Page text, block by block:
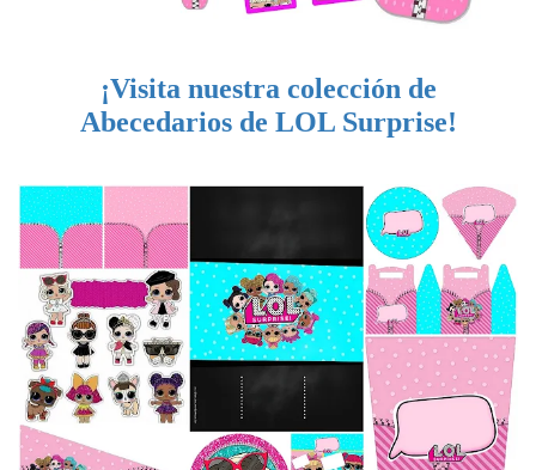
¡Visita nuestra colección de
Abecedarios de LOL Surprise!